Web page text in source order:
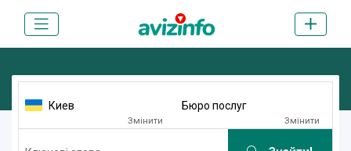
Киев
Змінити
Бюро послуг
Змінити